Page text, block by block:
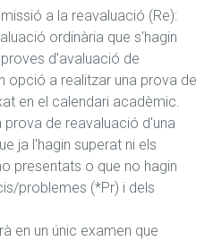
a la reavaluació (Re):
ordinària que s'hagin
d'avaluació de
opció a realitzar una prova de
en el calendari acadèmic.
de reavaluació d'una
ja l'hagin superat ni els
presentats o que no hagin
problemes (*Pr) i dels
en un únic examen que